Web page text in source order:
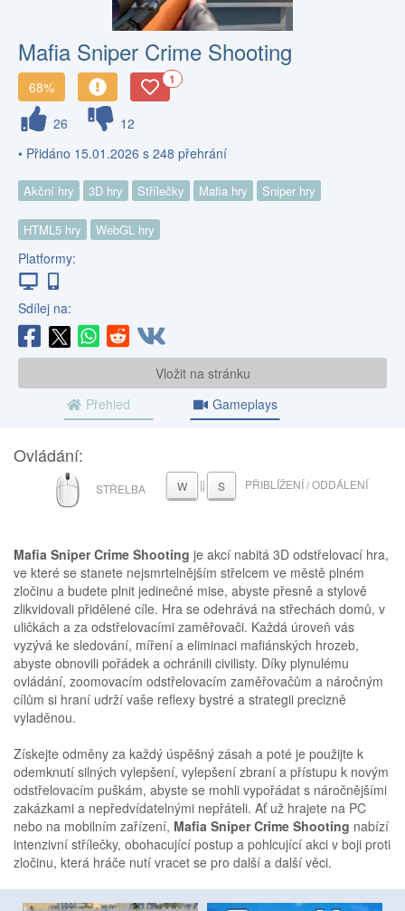
Mafia Sniper Crime Shooting
68% 1
26
12
• Přidáno 15.01.2026 s 248 přehrání
Akční hry 3D hry Střílečky Mafia hry Sniper hry
HTML5 hry WebGL hry
Platformy:
Sdílej na:
Vložit na stránku
Přehled
Gameplays
Ovládání:
MYŠ
STŘELBA W || S PŘIBLÍŽENÍ / ODDÁLENÍ
Mafia Sniper Crime Shooting je akcí nabitá 3D odstřelovací hra,
ve které se stanete nejsmrtelnějším střelcem ve městě plném
zločinu a budete plnit jedinečné mise, abyste přesně a stylově
zlikvidovali přidělené cíle. Hra se odehrává na střechách domů, v
uličkách a za odstřelovacími zaměřovači. Každá úroveň vás
vyzývá ke sledování, míření a eliminaci mafiánských hrozeb,
abyste obnovili pořádek a ochránili civilisty. Díky plynulému
ovládání, zoomovacím odstřelovacím zaměřovačům a náročným
cílům si hraní udrží vaše reflexy bystré a strategii precizně
vyladěnou.
Získejte odměny za každý úspěšný zásah a poté je použijte k
odemknutí silných vylepšení, vylepšení zbraní a přístupu k novým
odstřelovacím puškám, abyste se mohli vypořádat s náročnějšími
zakázkami a nepředvídatelnými nepřáteli. Ať už hrajete na PC
nebo na mobilním zařízení, Mafia Sniper Crime Shooting nabízí
intenzivní střílečky, obohacující postup a pohlcující akci v boji proti
zločinu, která hráče nutí vracet se pro další a další věci.